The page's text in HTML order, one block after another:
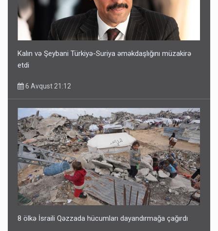
Kalın və Şeybani Türkiyə-Suriya əməkdaşlığını müzakirə
etdi
6 Avqust 21:12
8 ölkə İsraili Qəzzada hücumları dayandırmağa çağırdı